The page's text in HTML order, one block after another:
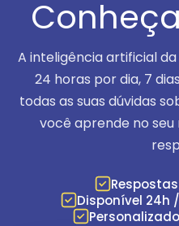
A inteligência artificial
24 horas por dia, 7
todas as suas dúvidas
você aprende no
Disponível 24h